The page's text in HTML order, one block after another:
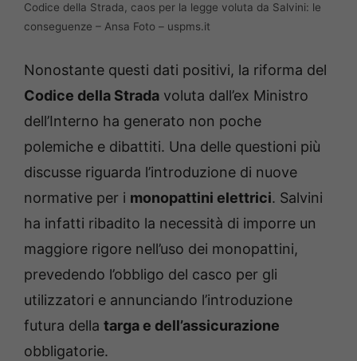
Codice della Strada, caos per la legge voluta da Salvini: le
conseguenze – Ansa Foto – uspms.it
Nonostante questi dati positivi, la riforma del
Codice della Strada voluta dall’ex Ministro
dell’Interno ha generato non poche
polemiche e dibattiti. Una delle questioni più
discusse riguarda l’introduzione di nuove
normative per i monopattini elettrici. Salvini
ha infatti ribadito la necessità di imporre un
maggiore rigore nell’uso dei monopattini,
prevedendo l’obbligo del casco per gli
utilizzatori e annunciando l’introduzione
futura della targa e dell’assicurazione
obbligatorie.